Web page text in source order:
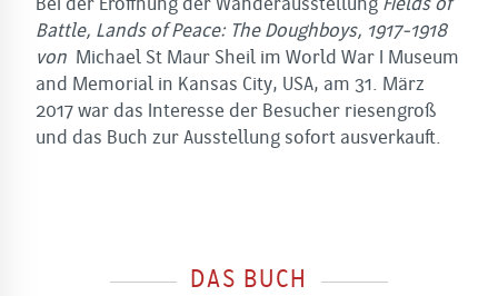
Bei der Eröffnung der Wanderausstellung Fields of
Battle, Lands of Peace: The Doughboys, 1917-1918
von Michael St Maur Sheil im World War I Museum
and Memorial in Kansas City, USA, am 31. März
2017 war das Interesse der Besucher riesengroß
und das Buch zur Ausstellung sofort ausverkauft.
DAS BUCH